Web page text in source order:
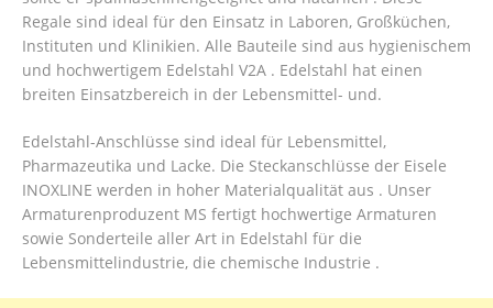
Regale sind ideal für den Einsatz in Laboren, Großküchen,
Instituten und Klinikien. Alle Bauteile sind aus hygienischem
und hochwertigem Edelstahl V2A . Edelstahl hat einen
breiten Einsatzbereich in der Lebensmittel- und.
Edelstahl-Anschlüsse sind ideal für Lebensmittel,
Pharmazeutika und Lacke. Die Steckanschlüsse der Eisele
INOXLINE werden in hoher Materialqualität aus . Unser
Armaturenproduzent MS fertigt hochwertige Armaturen
sowie Sonderteile aller Art in Edelstahl für die
Lebensmittelindustrie, die chemische Industrie .